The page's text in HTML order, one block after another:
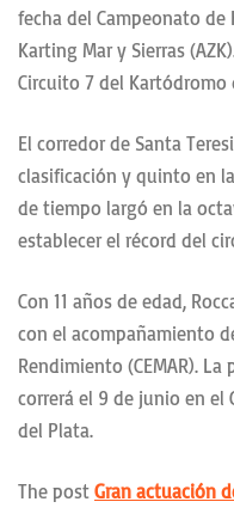
fecha del Campeonato
Karting Mar y Sierras
Circuito 7 del Kartódromo
El corredor de Santa
clasificación y quinto en
de tiempo largó en la
establecer el récord del
Con 11 años de edad,
con el acompañamiento
Rendimiento (CEMAR).
correrá el 9 de junio en el
del Plata.
The post Gran actuación